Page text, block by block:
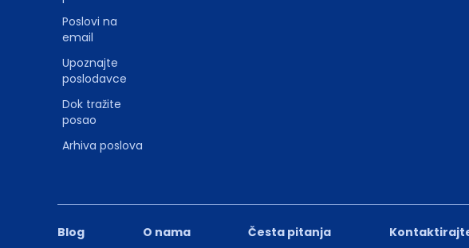
Blog O nama Česta pitanja
Poslovi na
email
Upoznajte
poslodavce
Dok tražite
posao
Arhiva poslova